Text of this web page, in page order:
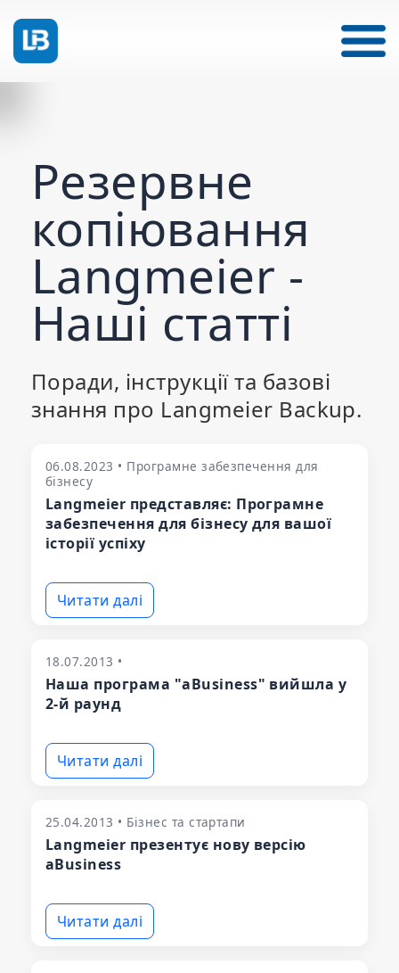
Резервне
копіювання
Langmeier -
Наші статті
Поради, інструкції та базові
знання про Langmeier Backup.
06.08.2023 • Програмне забезпечення для
бізнесу
Langmeier представляє: Програмне
забезпечення для бізнесу для вашої
історії успіху
Читати далі
18.07.2013 •
Наша програма "aBusiness" вийшла у
2-й раунд
Читати далі
25.04.2013 • Бізнес та стартапи
Langmeier презентує нову версію
aBusiness
Читати далі